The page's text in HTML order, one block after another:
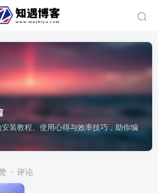
装教程、使用心得与效率技巧，助你编
评论